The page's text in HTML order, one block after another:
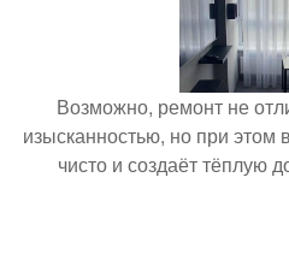
Возможно, ремонт не
изысканностью, но при этом
чисто и создаёт